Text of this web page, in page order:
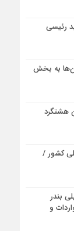
رئیسی
به بخش
کشور /
بندر
و